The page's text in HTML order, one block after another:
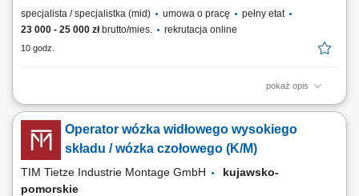
specjalista / specjalistka (mid) umowa o pracę
pełny etat
23 000 - 25 000 złbrutto/mies. rekrutacja online
10 godz.
pokaż opis
Realizacja pomiarów detali i narzędzi przy wykorzystaniu
nowoczesnych systemów metrologicznych. Programowanie i obsługa
maszyn współrzędnościowych oraz analiza uzyskanych wyników.
Przygotowywanie raportów jakościowych i dokumentacji kontrolnej.
Współpraca z działami produkcyjnymi w...
Operator wózka widłowego wysokiego
składu / wózka czołowego (K/M)
TIM Tietze Industrie Montage GmbH
kujawsko-
pomorskie